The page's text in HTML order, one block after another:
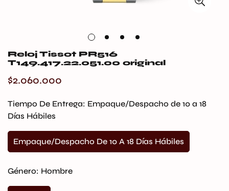
Reloj Tissot PR516
T149.417.22.051.00 original
Precio
$2.060.000
Tiempo De Entrega: Empaque/Despacho de 10 a 18
Días Hábiles
Empaque/Despacho De 10 A 18 Días Hábiles
Variante
Género: Hombre